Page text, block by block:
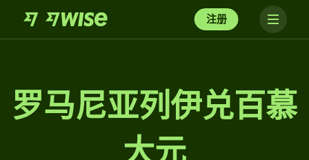
注册
罗马尼亚列伊兑百慕
大元